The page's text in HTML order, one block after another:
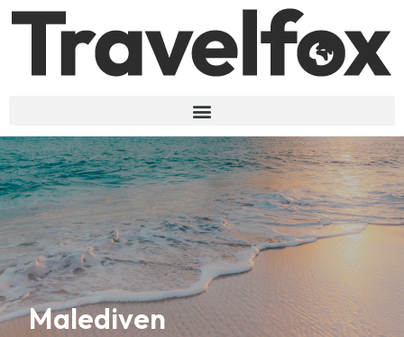
Malediven